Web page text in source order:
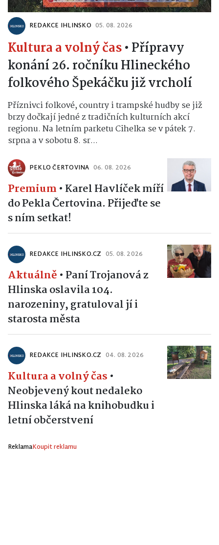
REDAKCE IHLINSKO 05. 08. 2026
Kultura a volný čas• Přípravy
konání 26. ročníku Hlineckého
folkového Špekáčku již vrcholí
Příznivci folkové, country i trampské hudby se již
brzy dočkají jedné z tradičních kulturních akcí
regionu. Na letním parketu Cihelka se v pátek 7.
srpna a v sobotu 8. sr...
PEKLO ČERTOVINA 06. 08. 2026
Premium • Karel Havlíček míří
do Pekla Čertovina. Přijeďte se
s ním setkat!
REDAKCE IHLINSKO.CZ 05. 08. 2026
Aktuálně • Paní Trojanová z
Hlinska oslavila 104.
narozeniny, gratuloval jí i
starosta města
REDAKCE IHLINSKO.CZ 04. 08. 2026
Kultura a volný čas •
Neobjevený kout nedaleko
Hlinska láká na knihobudku i
letní občerstvení
ReklamaKoupit reklamu